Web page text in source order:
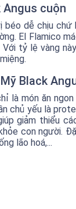
cuộn
dễ chịu chứ
El Flamico
tỷ lệ vàng
Black
là món ăn
chủ yếu là
giảm thiểu
con người.
lão hoá,...